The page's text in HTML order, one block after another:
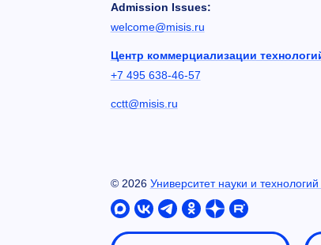
Admission Issues:
welcome@misis.ru
Центр коммерциализации
+7 495 638-46-57
cctt@misis.ru
© 2026 Университет науки и